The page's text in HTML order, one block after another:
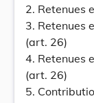
2. Retenues
3. Retenues
(art. 26)
4. Retenues
(art. 26)
5.